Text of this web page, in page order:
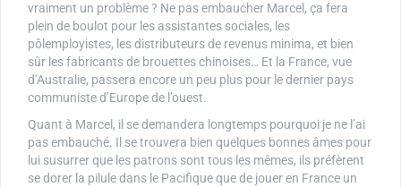
vraiment un problème ? Ne pas embaucher Marcel, ça fera
plein de boulot pour les assistantes sociales, les
pôlemployistes, les distributeurs de revenus minima, et bien
sûr les fabricants de brouettes chinoises… Et la France, vue
d’Australie, passera encore un peu plus pour le dernier pays
communiste d’Europe de l’ouest.
Quant à Marcel, il se demandera longtemps pourquoi je ne l’ai
pas embauché. Il se trouvera bien quelques bonnes âmes pour
lui susurrer que les patrons sont tous les mêmes, ils préfèrent
se dorer la pilule dans le Pacifique que de jouer en France un